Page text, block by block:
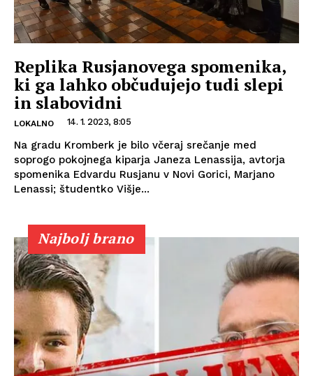
Replika Rusjanovega spomenika,
ki ga lahko občudujejo tudi slepi
in slabovidni
LOKALNO 14. 1. 2023, 8:05
Na gradu Kromberk je bilo včeraj srečanje med
soprogo pokojnega kiparja Janeza Lenassija, avtorja
spomenika Edvardu Rusjanu v Novi Gorici, Marjano
Lenassi; študentko Višje...
Najbolj brano